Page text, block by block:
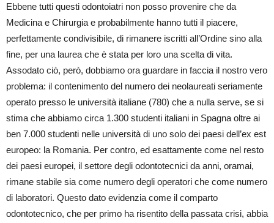
Ebbene tutti questi odontoiatri non posso provenire che da
Medicina e Chirurgia e probabilmente hanno tutti il piacere,
perfettamente condivisibile, di rimanere iscritti all’Ordine sino alla
fine, per una laurea che è stata per loro una scelta di vita.
Assodato ciò, però, dobbiamo ora guardare in faccia il nostro vero
problema: il contenimento del numero dei neolaureati seriamente
operato presso le università italiane (780) che a nulla serve, se si
stima che abbiamo circa 1.300 studenti italiani in Spagna oltre ai
ben 7.000 studenti nelle università di uno solo dei paesi dell’ex est
europeo: la Romania. Per contro, ed esattamente come nel resto
dei paesi europei, il settore degli odontotecnici da anni, oramai,
rimane stabile sia come numero degli operatori che come numero
di laboratori. Questo dato evidenzia come il comparto
odontotecnico, che per primo ha risentito della passata crisi, abbia